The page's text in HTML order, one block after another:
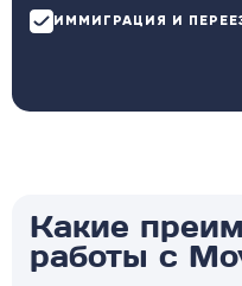
ИММИГРАЦИЯ И
Какие
работы с